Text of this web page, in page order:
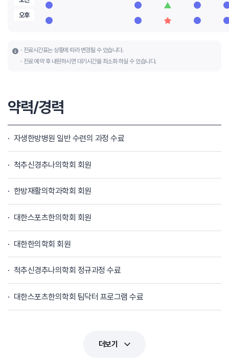
오후
진료시간표는 상황에 따라 변경될 수 있습니다.
진료 예약 후 내원하시면 대기시간을 최소화 하실 수 있습니다.
약력/경력
자생한방병원 일반 수련의 과정 수료
척추신경추나의학회 회원
한방재활의학과학회 회원
대한스포츠한의학회 회원
대한한의학회 회원
척추신경추나의학회 정규과정 수료
대한스포츠한의학회 팀닥터 프로그램 수료
더보기